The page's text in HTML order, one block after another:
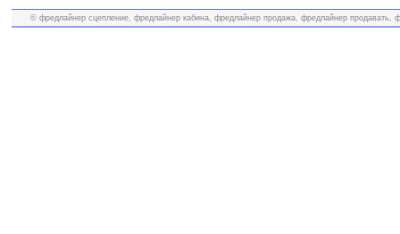
© фредлайнер сцепление, фредлайнер кабина, фредлайнер продажа, фредлайнер